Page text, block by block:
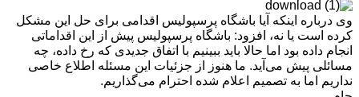
وی درباره اینکه آیا باشگاه پرسپولیس اقدامی برای حل این مشکل
کرده است یا نه، افزود: باشگاه پرسپولیس پیش از این اقداماتی
انجام داده بود اما حالا باید ببینیم با اتفاق جدیدی که رخ داده، چه
مسائلی پیش می‌آید. ما هنوز از جزئیات این مسئله اطلاع خاصی
نداریم اما به تصمیم اعلام شده احترام می‌گذاریم.